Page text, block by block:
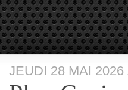
JEUDI 28 MAI 2026